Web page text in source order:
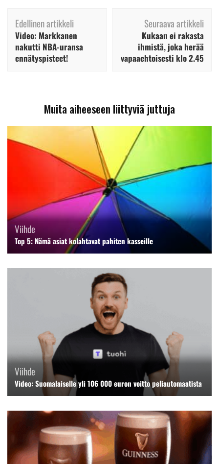
Artikkelien
selaus
Edellinen artikkeli
Video: Markkanen
nakutti NBA-uransa
ennätyspisteet!
Seuraava artikkeli
Kukaan ei rakasta
ihmistä, joka herää
vapaaehtoisesti klo 2.45
Muita aiheeseen liittyviä juttuja
Viihde
Top 5: Nämä asiat kolahtavat pahiten kasseille
Viihde
Video: Suomalaiselle yli 106 000 euron voitto peliautomaatista